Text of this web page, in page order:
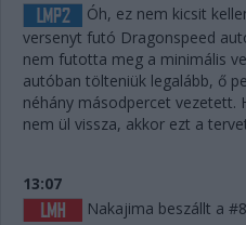
Óh, ez nem kicsit
versenyt futó Dragonspeed
nem futotta meg a minimális
autóban tölteniük legalább, ő
néhány másodpercet vezetett.
nem ül vissza, akkor ezt a
13:07
Nakajima beszállt a